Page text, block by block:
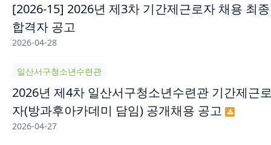
[2026-15] 2026년 제3차 기간제근로자 채용 최종
합격자 공고
2026-04-28
일산서구청소년수련관
2026년 제4차 일산서구청소년수련관 기간제근
자(방과후아카데미 담임) 공개채용 공고
2026-04-27